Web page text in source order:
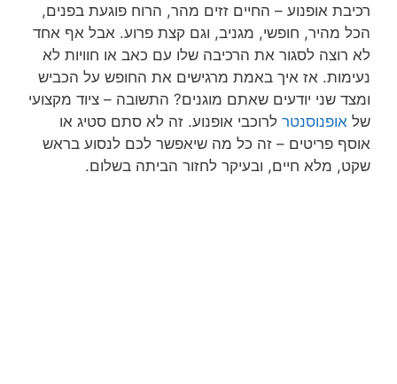
רכיבת אופנוע – החיים זזים מהר, הרוח פוגעת בפנים,
הכל מהיר, חופשי, מגניב, וגם קצת פרוע. אבל אף אחד
לא רוצה לסגור את הרכיבה שלו עם כאב או חוויות לא
נעימות. אז איך באמת מרגישים את החופש על הכביש
ומצד שני יודעים שאתם מוגנים? התשובה – ציוד מקצועי
של אופנוסנטר לרוכבי אופנוע. זה לא סתם סטיג או
אוסף פריטים – זה כל מה שיאפשר לכם לנסוע בראש
שקט, מלא חיים, ובעיקר לחזור הביתה בשלום.